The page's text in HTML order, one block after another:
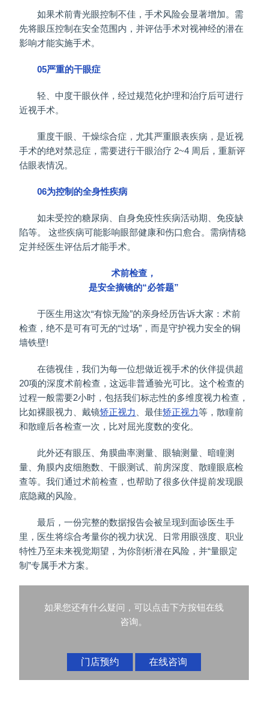
如果术前青光眼控制不佳，手术风险会显著增加。需
先将眼压控制在安全范围内，并评估手术对视神经的潜在
影响才能实施手术。
05严重的干眼症
轻、中度干眼伙伴，经过规范化护理和治疗后可进行
近视手术。
重度干眼、干燥综合症，尤其严重眼表疾病，是近视
手术的绝对禁忌症，需要进行干眼治疗 2~4 周后，重新评
估眼表情况。
06为控制的全身性疾病
如未受控的糖尿病、自身免疫性疾病活动期、免疫缺
陷等。 这些疾病可能影响眼部健康和伤口愈合。需病情稳
定并经医生评估后才能手术。
术前检查，
是安全摘镜的“必答题”
于医生用这次“有惊无险”的亲身经历告诉大家：术前
检查，绝不是可有可无的“过场”，而是守护视力安全的铜
墙铁壁!
在德视佳，我们为每一位想做近视手术的伙伴提供超
20项的深度术前检查，这远非普通验光可比。这个检查的
过程一般需要2小时，包括我们标志性的多维度视力检查，
比如裸眼视力、戴镜矫正视力 、最佳矫正视力等，散瞳前
和散瞳后各检查一次，比对屈光度数的变化。
此外还有眼压、角膜曲率测量、眼轴测量、暗瞳测
量、角膜内皮细胞数、干眼测试、前房深度、散瞳眼底检
查等。我们通过术前检查，也帮助了很多伙伴提前发现眼
底隐藏的风险。
最后，一份完整的数据报告会被呈现到面诊医生手
里，医生将综合考量你的视力状况、日常用眼强度、职业
特性乃至未来视觉期望，为你剖析潜在风险，并“量眼定
制”专属手术方案。
如果您还有什么疑问，可以点击下方按钮在线
咨询。
门店预约 在线咨询